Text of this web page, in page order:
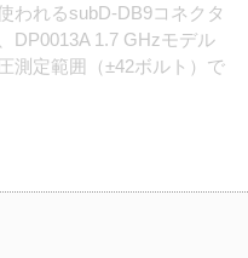
われるsubD-DB9コネクタ
DP0013A 1.7 GHzモデル
測定範囲（±42ボルト）で